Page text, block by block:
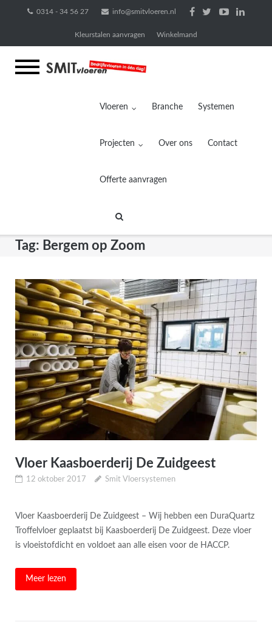
0314 - 34 56 27 info@smitvloeren.nl
Kleurstalen aanvragen Winkelmand
Vloeren Branche Systemen
Projecten Over ons Contact
Offerte aanvragen
Tag: Bergem op Zoom
Vloer Kaasboerderij De Zuidgeest
12 oktober 2017 Smit Vloersystemen
Vloer Kaasboerderij De Zuidgeest – Wij hebben een DuraQuartz
Troffelvloer geplaatst bij Kaasboerderij De Zuidgeest. Deze vloer
is vloeistofdicht en voldoet aan alle eisen voor de HACCP.
Meer lezen